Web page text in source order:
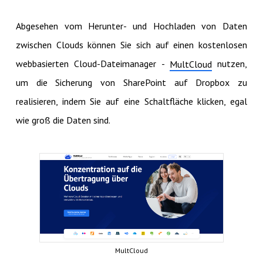
Abgesehen vom Herunter- und Hochladen von Daten
zwischen Clouds können Sie sich auf einen kostenlosen
webbasierten Cloud-Dateimanager - MultCloud nutzen,
um die Sicherung von SharePoint auf Dropbox zu
realisieren, indem Sie auf eine Schaltfläche klicken, egal
wie groß die Daten sind.
MultCloud